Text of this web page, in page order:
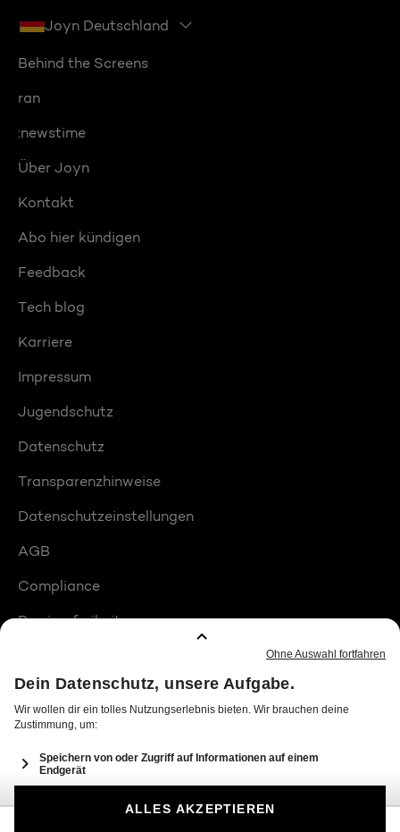
Joyn Deutschland
Behind the Screens
ran
:newstime
Über Joyn
Kontakt
Abo hier kündigen
Feedback
Tech blog
Karriere
Impressum
Jugendschutz
Datenschutz
Transparenzhinweise
Datenschutzeinstellungen
AGB
Compliance
Barrierefreiheit